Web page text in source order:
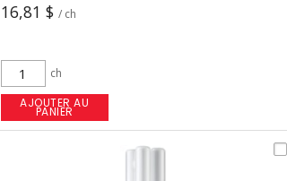
16,81 $ / ch
ch
AJOUTER AU
PANIER